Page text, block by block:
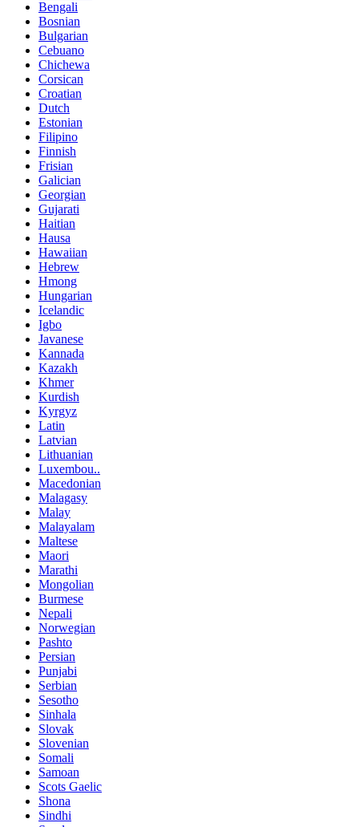
Bengali
Bosnian
Bulgarian
Cebuano
Chichewa
Corsican
Croatian
Dutch
Estonian
Filipino
Finnish
Frisian
Galician
Georgian
Gujarati
Haitian
Hausa
Hawaiian
Hebrew
Hmong
Hungarian
Icelandic
Igbo
Javanese
Kannada
Kazakh
Khmer
Kurdish
Kyrgyz
Latin
Latvian
Lithuanian
Luxembou..
Macedonian
Malagasy
Malay
Malayalam
Maltese
Maori
Marathi
Mongolian
Burmese
Nepali
Norwegian
Pashto
Persian
Punjabi
Serbian
Sesotho
Sinhala
Slovak
Slovenian
Somali
Samoan
Scots Gaelic
Shona
Sindhi